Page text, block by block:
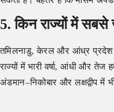
5. किन राज्यों में सबसे
तमिलनाडु, केरल और आंध्र प्रदेश
राज्यों में भारी वर्षा, आंधी और तेज
अंडमान–निकोबार और लक्षद्वीप